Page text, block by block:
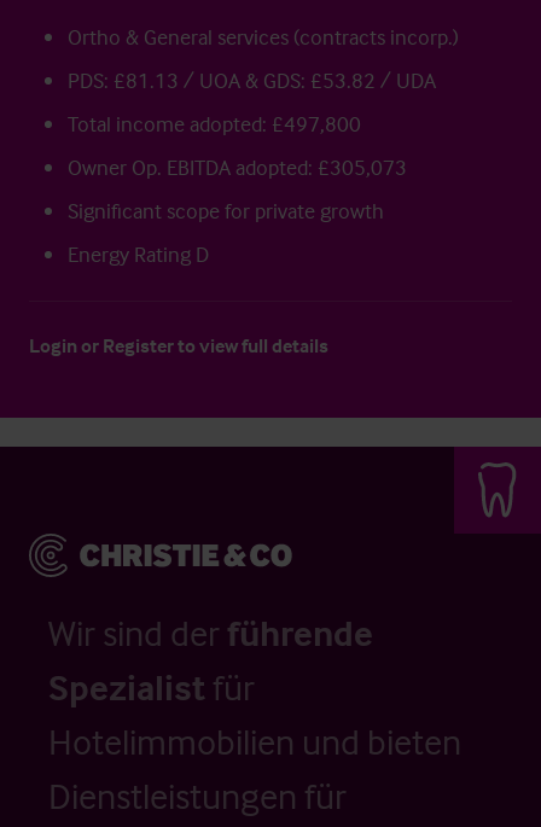
Ortho & General services (contracts incorp.)
PDS: £81.13 / UOA & GDS: £53.82 / UDA
Total income adopted: £497,800
Owner Op. EBITDA adopted: £305,073
Significant scope for private growth
Energy Rating D
Login or Registerto view full details
Wir sind der führende
Spezialistfür
Hotelimmobilien und bieten
Dienstleistungen für